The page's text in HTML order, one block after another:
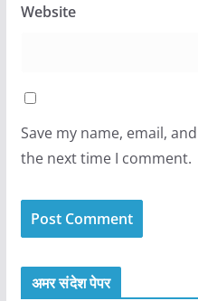
Website
Save my name, email,
the next time I comment.
अमर संदेश पेपर